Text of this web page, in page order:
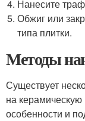
Нанесите
Обжиг или
типа плитки.
Методы
Существует
на
особенности и